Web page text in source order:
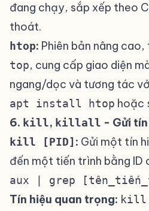
đang chạy, sắp xếp theo
thoát.
htop: Phiên bản nâng
top, cung cấp giao diện
ngang/dọc và tương tác
apt install htop hoặc
6. kill, killall - Gửi
kill [PID] : Gửi một tín
đến một tiến trình bằng ID
aux | grep
Tín hiệu quan trọng: kill